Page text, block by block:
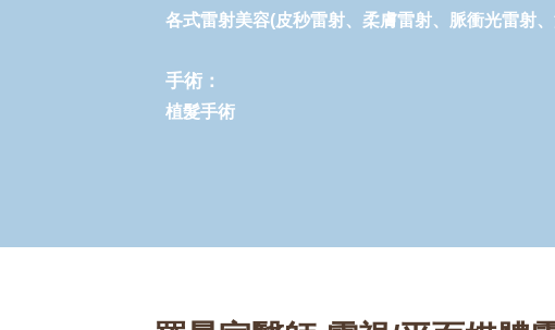
各式雷射美容(皮秒雷射、柔膚雷射、脈衝光雷射
手術：
植髮手術